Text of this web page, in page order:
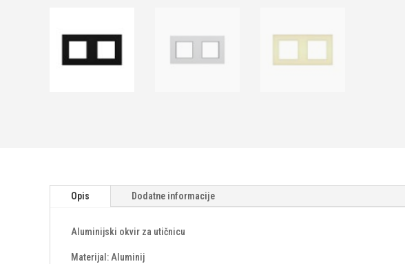
Opis Dodatne informacije
Aluminijski okvir za utičnicu
Materijal: Aluminij